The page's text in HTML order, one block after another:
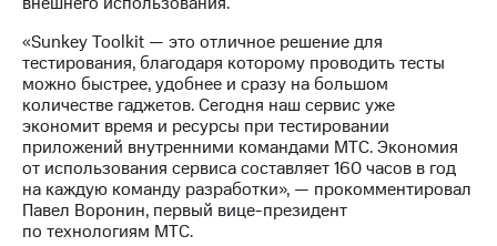
деловая этика
На главную
«Sunkey Toolkit — это отличное решение для
тестирования, благодаря которому проводить тесты
можно быстрее, удобнее и сразу на большом
количестве гаджетов. Сегодня наш сервис уже
экономит время и ресурсы при тестировании
приложений внутренними командами МТС. Экономия
от использования сервиса составляет 160 часов в год
на каждую команду разработки», — прокомментировал
Павел Воронин, первый вице-президент
по технологиям МТС.